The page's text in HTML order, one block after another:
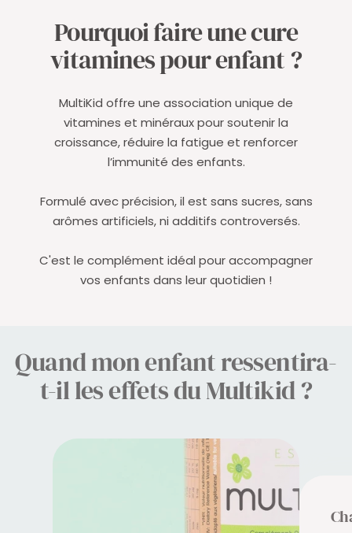
Pourquoi faire une cure
vitamines pour enfant ?
MultiKid offre une association unique de
vitamines et minéraux pour soutenir la
croissance, réduire la fatigue et renforcer
l’immunité des enfants.
Formulé avec précision, il est sans sucres, sans
arômes artificiels, ni additifs controversés.
C'est le complément idéal pour accompagner
vos enfants dans leur quotidien !
Quand mon enfant ressentira-
t-il les effets du Multikid ?